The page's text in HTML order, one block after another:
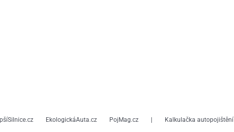
EkologickáAuta.cz PojMag.cz Kalkulačka autopojištění